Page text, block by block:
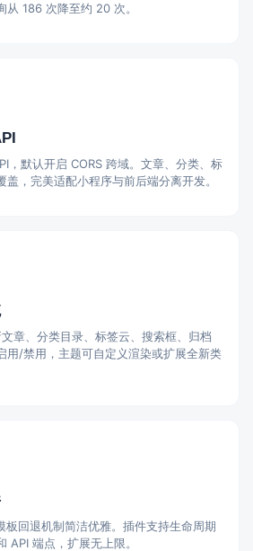
从 186 次降至约 20 次。
，默认开启 CORS 跨域。文章、分类、标
，完美适配小程序与前后端分离开发。
章、分类目录、标签云、搜索框、归档
用/禁用，主题可自定义渲染或扩展全新类
板回退机制简洁优雅。插件支持生命周期
API 端点，扩展无上限。